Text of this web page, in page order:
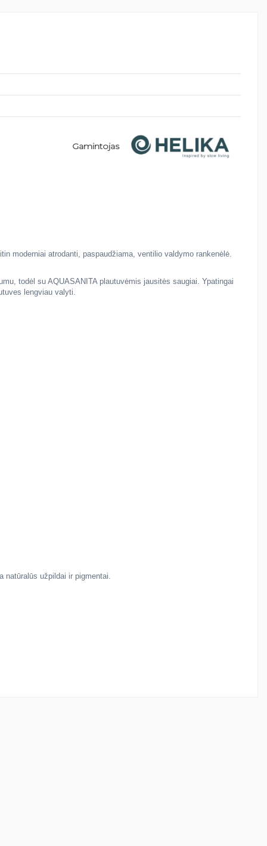
Gamintojas
moderniai atrodanti, paspaudžiama, ventilio valdymo rankenėlė.
todėl su AQUASANITA plautuvėmis jausitės saugiai. Ypatingai
lengviau valyti.
užpildai ir pigmentai.